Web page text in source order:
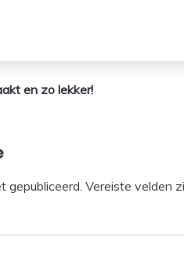
en zo lekker!
gepubliceerd. Vereiste velden